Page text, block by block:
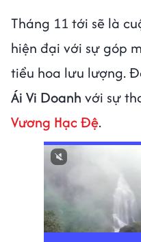
Tháng 11 tới sẽ là
hiện đại với sự góp
tiểu hoa lưu lượng.
Ái Vi Doanh với sự
Vương Hạc Đệ.